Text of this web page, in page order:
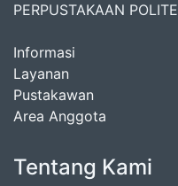
PERPUSTAKAAN
Informasi
Layanan
Pustakawan
Area Anggota
Tentang Kami